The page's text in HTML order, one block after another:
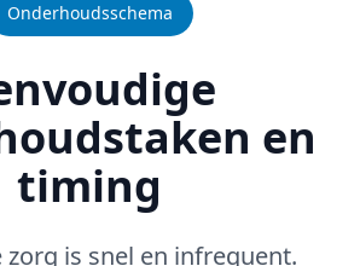
Onderhoudsschema
en
timing
zorg is snel en infrequent.